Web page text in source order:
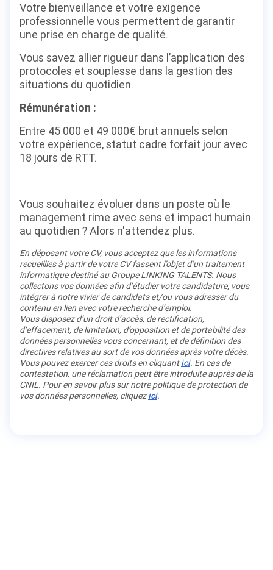
Votre bienveillance et votre exigence
professionnelle vous permettent de garantir
une prise en charge de qualité.
Vous savez allier rigueur dans l’application des
protocoles et souplesse dans la gestion des
situations du quotidien.
Rémunération :
Entre 45 000 et 49 000€ brut annuels selon
votre expérience, statut cadre forfait jour avec
18 jours de RTT.
Vous souhaitez évoluer dans un poste où le
management rime avec sens et impact humain
au quotidien ? Alors n'attendez plus.
En déposant votre CV, vous acceptez que les informations
recueillies à partir de votre CV fassent l’objet d’un traitement
informatique destiné au Groupe LINKING TALENTS. Nous
collectons vos données afin d’étudier votre candidature, vous
intégrer à notre vivier de candidats et/ou vous adresser du
contenu en lien avec votre recherche d’emploi.
Vous disposez d’un droit d’accès, de rectification,
d’effacement, de limitation, d’opposition et de portabilité des
données personnelles vous concernant, et de définition des
directives relatives au sort de vos données après votre décès.
Vous pouvez exercer ces droits en cliquantici. En cas de
contestation, une réclamation peut être introduite auprès de la
CNIL. Pour en savoir plus sur notre politique de protection de
vos données personnelles, cliquezici.